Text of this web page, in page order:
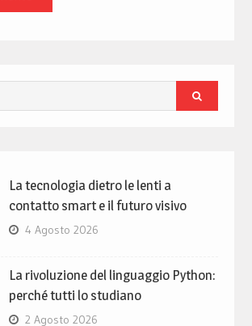
La tecnologia dietro le lenti a
contatto smart e il futuro visivo
4 Agosto 2026
La rivoluzione del linguaggio Python:
perché tutti lo studiano
2 Agosto 2026